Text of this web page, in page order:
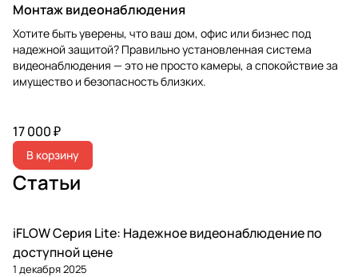
Монтаж видеонаблюдения
Хотите быть уверены, что ваш дом, офис или бизнес под
надежной защитой? Правильно установленная система
видеонаблюдения — это не просто камеры, а спокойствие за
имущество и безопасность близких.
17 000 ₽
В корзину
Статьи
Камеры видеонаблюдения
iFLOW Серия Lite: Надежное видеонаблюдение по
доступной цене
1 декабря 2025